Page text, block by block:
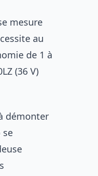
mesure
au
de 1 à
(36 V)
démonter
se